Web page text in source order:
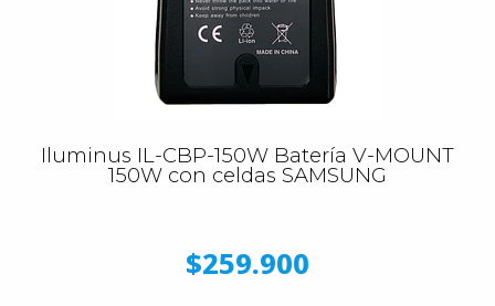
Iluminus IL-CBP-150W Batería V-MOUNT
150W con celdas SAMSUNG
$259.900